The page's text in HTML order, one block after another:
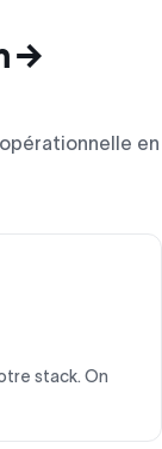
→
en
stack. On